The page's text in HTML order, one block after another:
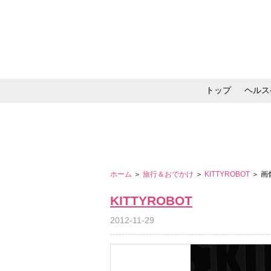
トップ ヘル
ホーム ＞ 旅行＆おでかけ ＞ KITTYROBOT ＞ 画
KITTYROBOT
2012-11-29